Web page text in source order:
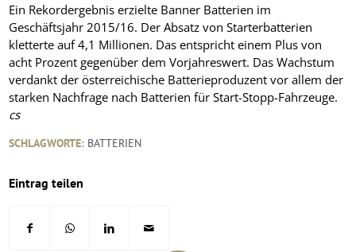
Ein Rekordergebnis erzielte Banner Batterien im
Geschäftsjahr 2015/16. Der Absatz von Starterbatterien
kletterte auf 4,1 Millionen. Das entspricht einem Plus von
acht Prozent gegenüber dem Vorjahreswert. Das Wachstum
verdankt der österreichische Batterieproduzent vor allem der
starken Nachfrage nach Batterien für Start-Stopp-Fahrzeuge.
cs
SCHLAGWORTE: BATTERIEN
Eintrag teilen